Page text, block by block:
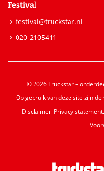
Festival
festival@truckstar.nl
020-2105411
© 2026 Truckstar –
Op gebruik van deze site zijn
Disclaimer, Privacy statement,